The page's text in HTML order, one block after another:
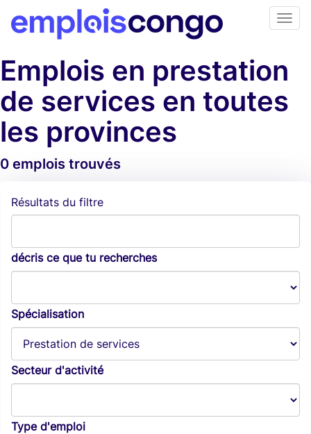
Emplois en prestation
de services en toutes
les provinces
0 emplois trouvés
Résultats du filtre
décris ce que tu recherches
Spécialisation
Secteur d'activité
Type d'emploi